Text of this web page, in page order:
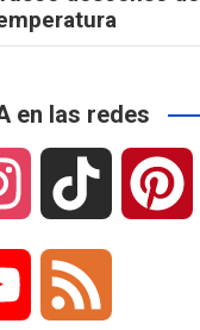
en las redes
n